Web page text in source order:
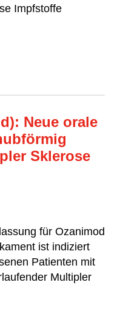
Impfstoffe
Neue orale
Sklerose
für Ozanimod
ist indiziert
Patienten mit
Multipler